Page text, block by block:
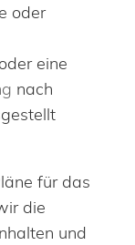
oder
eine
nach
für das
die
und